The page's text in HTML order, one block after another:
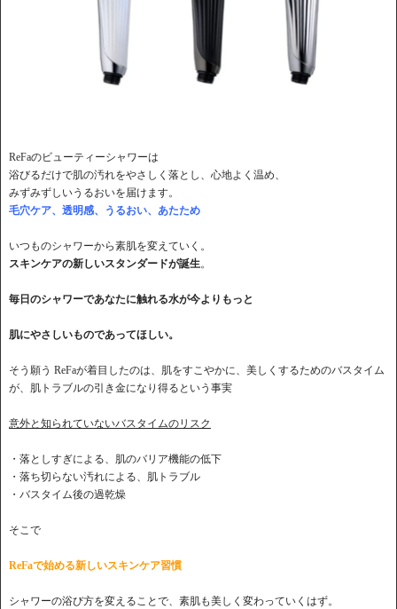
ReFaのビューティーシャワーは
浴びるだけで肌の汚れをやさしく落とし、心地よく温め、
みずみずしいうるおいを届けます。
毛穴ケア、透明感、うるおい、あたため
いつものシャワーから素肌を変えていく。
スキンケアの新しいスタンダードが誕生。
毎日のシャワーであなたに触れる水が今よりもっと
肌にやさしいものであってほしい。
そう願う ReFaが着目したのは、肌をすこやかに、美しくするためのバスタイム
が、肌トラブルの引き金になり得るという事実
意外と知られていないバスタイムのリスク
・落としすぎによる、肌のバリア機能の低下
・落ち切らない汚れによる、肌トラブル
・バスタイム後の過乾燥
そこで
ReFaで始める新しいスキンケア習慣
シャワーの浴び方を変えることで、素肌も美しく変わっていくはず。